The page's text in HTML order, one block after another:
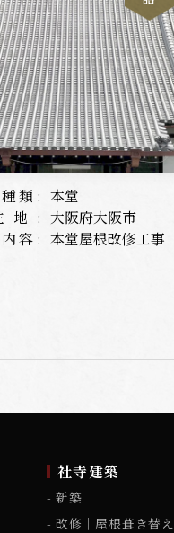
類: 本堂
地: 大阪府大阪市
容: 本堂屋根改修工事
社寺建築
新築
改修｜屋根葺き替え